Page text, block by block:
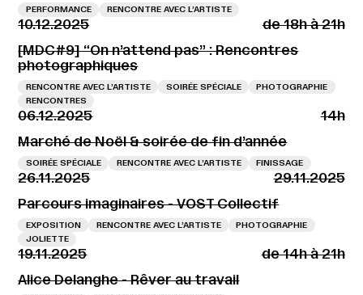
PERFORMANCE RENCONTRE AVEC L’ARTISTE
10.12.2025
de 18h à 21h
[MDC#9] “On n’attend pas” : Rencontres
photographiques
RENCONTRE AVEC L’ARTISTE SOIRÉE SPÉCIALE
PHOTOGRAPHIE
RENCONTRES
06.12.2025
14h
Marché de Noël & soirée de fin d’année
SOIRÉE SPÉCIALE RENCONTRE AVEC L’ARTISTE FINISSAGE
26.11.2025
29.11.2025
Parcours imaginaires - VOST Collectif
EXPOSITION RENCONTRE AVEC L’ARTISTE
PHOTOGRAPHIE
JOLIETTE
19.11.2025
de 14h à 21h
Alice Delanghe - Rêver au travail